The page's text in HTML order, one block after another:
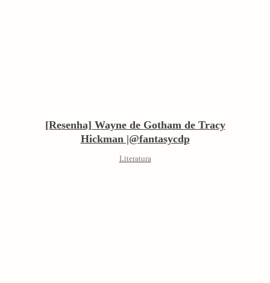
[Resenha] Wayne de Gotham de Tracy
Hickman |@fantasycdp
Literatura